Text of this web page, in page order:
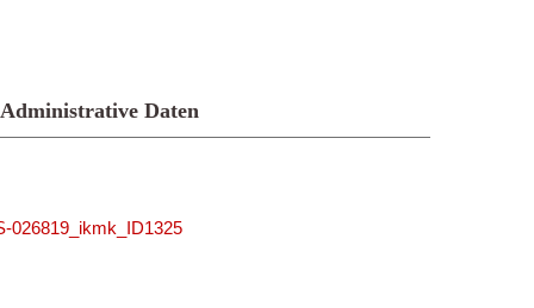
Administrative Daten
026819_ikmk_ID1325